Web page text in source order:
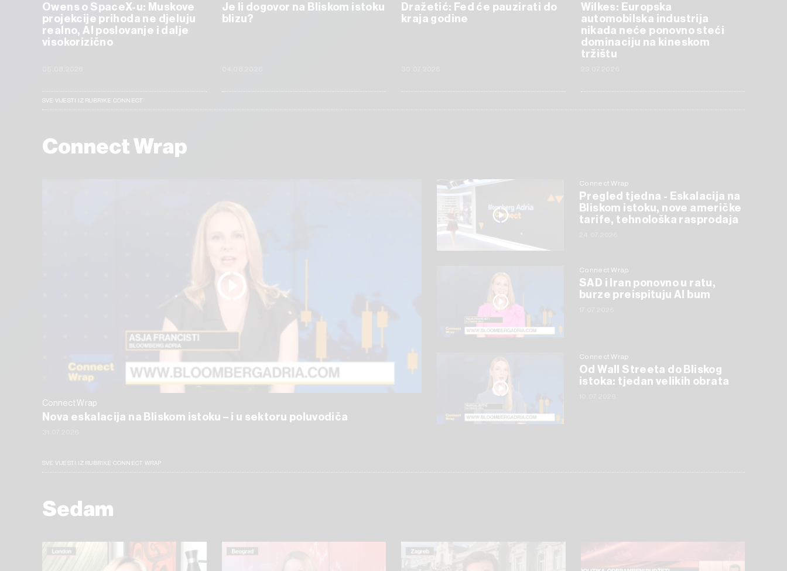
Owens o SpaceX-u: Muskove
projekcije prihoda ne djeluju
realno, AI poslovanje i dalje
visokorizično
Je li dogovor na Bliskom istoku
blizu?
Dražetić: Fed će pauzirati do
kraja godine
Wilkes: Europska
automobilska industrija
nikada neće ponovno steći
dominaciju na kineskom
tržištu
SVE VIJESTI IZ RUBRIKE CONNECT
Connect Wrap
Connect Wrap
Nova eskalacija na Bliskom istoku – i u sektoru poluvodiča
Connect Wrap
Pregled tjedna - Eskalacija na
Bliskom istoku, nove američke
tarife, tehnološka rasprodaja
Connect Wrap
SAD i Iran ponovno u ratu,
burze preispituju AI bum
Connect Wrap
Od Wall Streeta do Bliskog
istoka: tjedan velikih obrata
SVE VIJESTI IZ RUBRIKE CONNECT WRAP
Sedam